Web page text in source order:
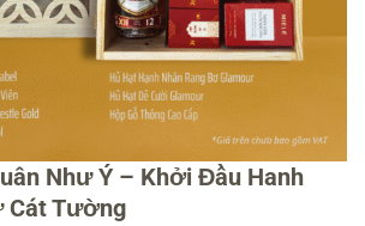
Như Ý – Khởi Đầu Hanh
Cát Tường